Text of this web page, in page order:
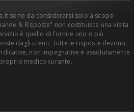
sono da considerarsi solo a scopo
& Risposte" non costituisce una visita
è quello di fornire uno o più
dagli utenti. Tutte le risposte devono,
non impegnative e assolutamente
medico curante.